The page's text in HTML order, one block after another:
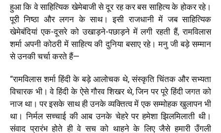
हुआ कि वे साहित्यिक खेमेबाजी से दूर रह कर बस साहित्य के होकर रहे।
पूरी निष्ठा और लगन के साथ। इसी राजधानी में जब साहित्यिक
खेमेबंदियां एक-दूसरे को उखाड़ने-पछाड़ने में लगी रहती हैं, रामविलास
शर्मा अपनी कोठरी में साहित्य की दुनिया बसाए रहे। मनु जी बड़े सम्मान
से उनकी चर्चा करते हैं—
“रामविलास शर्मा हिंदी के बड़े आलोचक थे, संस्कृति चिंतक और सभ्यता
विचारक भी। वे हिंदी के ऐसे गौरव शिखर थे, जिन पर पूरे हिंदी जगत को
नाज था। पर इसके साथ ही उनके व्यक्तित्व में एक सम्मोहक खुलापन भी
था। निर्मल सच्चाई की आब उनके चेहरे पर हमेशा झिलमिलाती थी।
संवाद प्रारंभ होते ही वे सच को थाहने के लिए जैसे हमारी उँगली